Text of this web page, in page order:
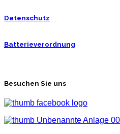
Datenschutz
Batterieverordnung
Besuchen Sie uns